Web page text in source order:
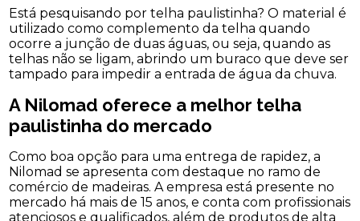
Está pesquisando por telha paulistinha? O material é
utilizado como complemento da telha quando
ocorre a junção de duas águas, ou seja, quando as
telhas não se ligam, abrindo um buraco que deve ser
tampado para impedir a entrada de água da chuva.
A Nilomad oferece a melhor telha
paulistinha do mercado
Como boa opção para uma entrega de rapidez, a
Nilomad se apresenta com destaque no ramo de
comércio de madeiras. A empresa está presente no
mercado há mais de 15 anos, e conta com profissionais
atenciosos e qualificados, além de produtos de alta